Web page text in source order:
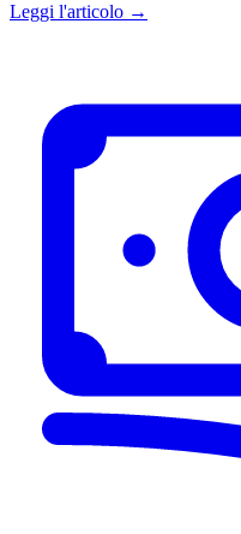
Leggi l'articolo →